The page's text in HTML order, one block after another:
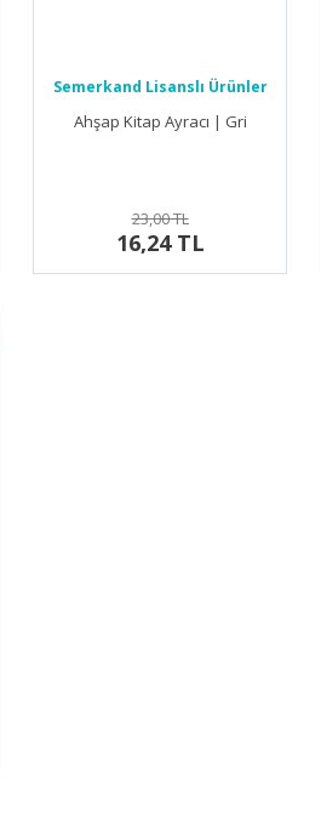
Semerkand Lisanslı Ürünler
Ahşap Kitap Ayracı | Gri
23,00 TL
16,24 TL